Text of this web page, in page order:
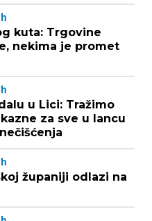
h
kuta: Trgovine
nekima je promet
h
u Lici: Tražimo
za sve u lancu
h
županiji odlazi na